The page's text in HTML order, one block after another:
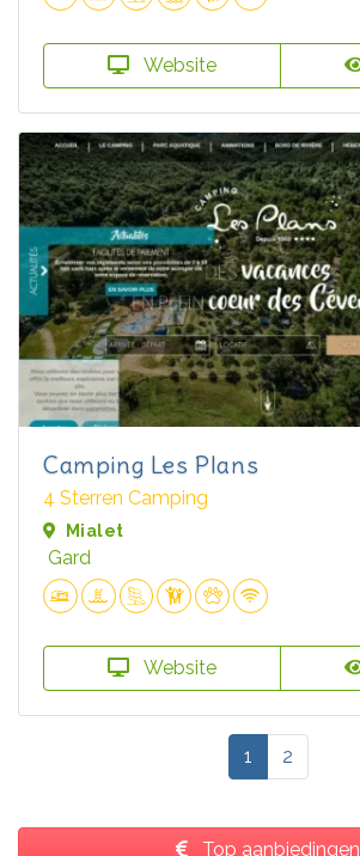
Website
Camping Les Plans
4 Sterren Camping
Mialet
Gard
Website
1 2
Top aanbiedingen